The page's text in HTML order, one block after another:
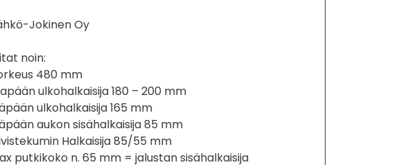
Jokinen Oy
noin:
480 mm
ulkohalkaisija 180 – 200 mm
ulkohalkaisija 165 mm
aukon sisähalkaisija 85 mm
Halkaisija 85/55 mm
putkikoko n. 65 mm = jalustan sisähalkaisija